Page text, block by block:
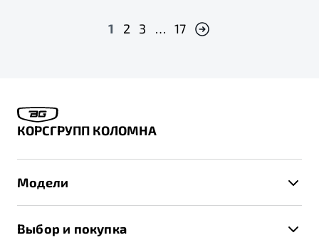
1 2 3 … 17
КОРСГРУПП КОЛОМНА
Модели
Выбор и покупка